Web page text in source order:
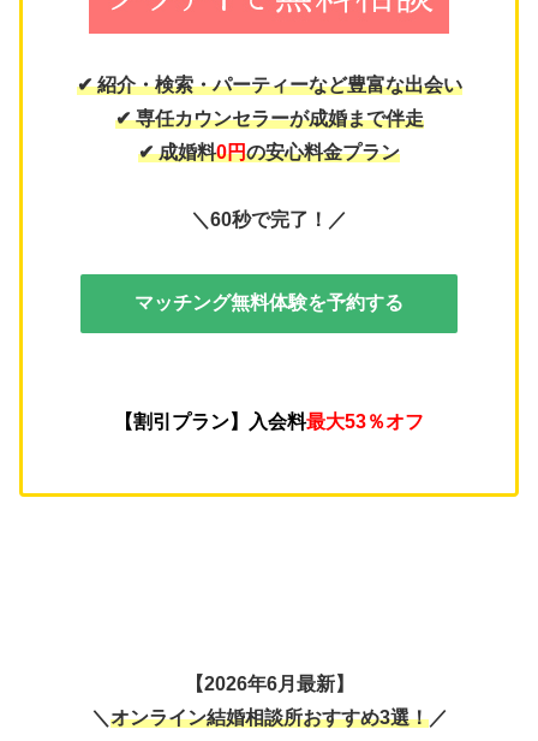
✔ 紹介・検索・パーティーなど豊富な出会い
✔ 専任カウンセラーが成婚まで伴走
✔ 成婚料0円の安心料金プラン
＼60秒で完了！／
マッチング無料体験を予約する
【割引プラン】入会料最大53％オフ
【2026年6月最新】
＼ オンライン結婚相談所おすすめ3選！／